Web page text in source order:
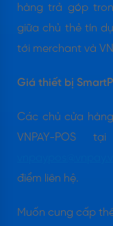
hàng trả góp
giữa chủ thẻ tín
tới merchant và
Giá thiết bị
Các chủ cửa
VNPAY-POS
điểm liên hệ.
Muốn cung cấp